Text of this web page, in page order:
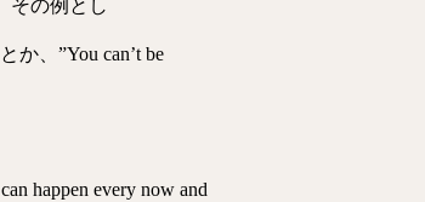
その例とし
か、”You can’t be
happen every now and